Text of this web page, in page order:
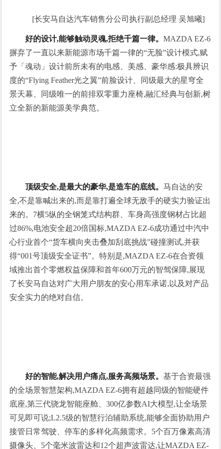
[长安马自达汽车销售分公司执行副总经理 吴旭曦]
好的设计,能够触动灵魂,拒绝千篇一律。MAZDA EZ-6
摒弃了一直以来新能源市场千篇一律的“无脸”设计模式,赋
予「魂动」设计前所未有的电感、美感、豪华感:极具辨识
度的“Flying Feather光之翼”前脸设计、同级最大的星穹全
景天幕、同级唯一的前排双零重力座椅,融汇经典与创新,树
立全新的新能源美学典范。
顶级安全,是最大的豪华,是造车的底线。马自达的安
全,不是靠喊出来的,而是靠打遍全球无敌手的硬实力验证出
来的。7横5纵的全钢笼式结构群、车身高强度钢材占比超
过86%,电池安全超20倍国标,MAZDA EZ-6成功通过中汽中
心行业首个“货车横向夹击叠加刮底挑战”碰撞测试,并获
得“001号顶级安全证书”。特别是,MAZDA EZ-6在合资领
域推出首个零燃权益保障和首年600万元的智驾保障,展现
了长安马自达对广大用户朋友的安心用车承诺,以及对产品
安全实力的绝对自信。
好的智能,解决用户痛点,服务高频场景。基于合资最强
的全场景智慧架构,MAZDA EZ-6拥有超越同级的智能硬件
底座,第三代骁龙智能座舱、300亿参数AI大模型,让全场景
可见即可说;L2.5级的智慧行泊辅助系统,能够全面协助用户
接管日常驾驶、停车的多样化高频需求。5个百万像素高清
摄像头、5个毫米波雷达和12个超声波雷达,让MAZDA EZ-